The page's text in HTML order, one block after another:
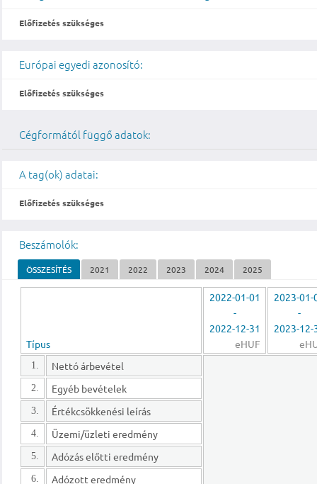
Előfizetés szükséges
Európai egyedi azonosító:
Előfizetés szükséges
Cégformától függő adatok:
A tag(ok) adatai:
Előfizetés szükséges
Beszámolók:
ÖSSZESÍTÉS 2021 2022 2023 2024 2025
Típus
2022-01-01
-
2022-12-31
eHUF
2023-01-
-
2023-12-
1. Nettó árbevétel
2. Egyéb bevételek
3. Értékcsökkenési leírás
4. Üzemi/üzleti eredmény
5. Adózás előtti eredmény
6. Adózott eredmény